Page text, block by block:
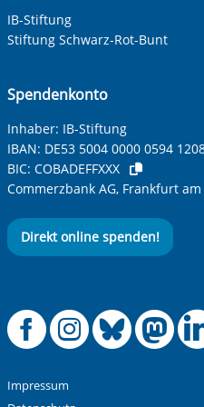
IB-Stiftung
Stiftung Schwarz-Rot-Bunt
Spendenkonto
Inhaber: IB-Stiftung
IBAN: DE53 5004 0000 0594
BIC: COBADEFFXXX
Commerzbank AG, Frankfurt
Direkt online spenden!
Impressum